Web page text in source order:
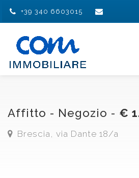
+39 340 6603015
Affitto - Negozio - €
Brescia, via Dante 18/a